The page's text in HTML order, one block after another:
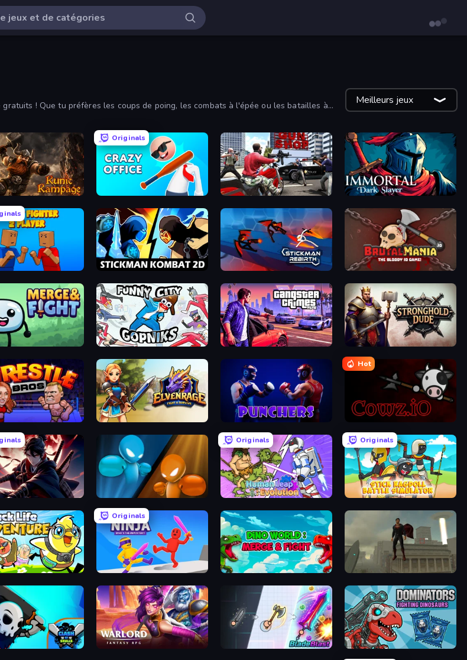
! Que tu préfères les coups de poing, les combats à l'épée ou les batailles à
Meilleurs jeux
Originals
Crazy Office: Slap and Smash! Grand Action Simulator: New York Immortal: Dark Slayer
Fighter 2 Player Stickman Kombat 2D Stickman Rebirth BrutalMania.io (Brutal Mania)
Fight Funny City: Gopniks Gangster Crimes Online 6: Mafia City Stronghold Dude
Bros Elvenrage Punchers
Hot
cowz.io
Shadow Drunken Boxing
Originals
Human Leap: Evolution
Originals
Stick Ragdoll Battle Simulator
Adventure (Demo)
Originals
Ragdoll Ninja: Imposter Hero Dino World: Merge & Fight The Superman - Theme is Aliens
Skulls Warlord: Fantasy RPG BladeBlast.io Dominators: Fighting Dinosaurs